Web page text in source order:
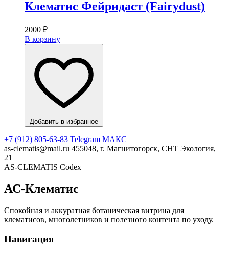
Клематис Фейридаст (Fairydust)
2000 ₽
В корзину
Добавить в избранное
+7 (912) 805-63-83 Telegram МАКС
as-clematis@mail.ru 455048, г. Магнитогорск, СНТ Экология,
21
AS-CLEMATIS Codex
АС-Клематис
Спокойная и аккуратная ботаническая витрина для
клематисов, многолетников и полезного контента по уходу.
Навигация